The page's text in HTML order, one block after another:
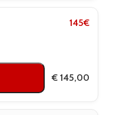
145€
€ 145,00